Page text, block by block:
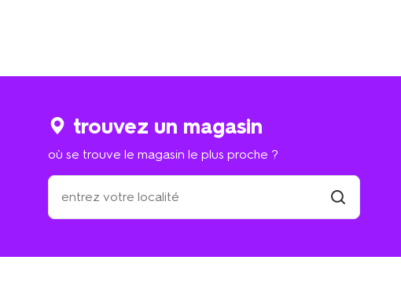
trouvez un magasin
où se trouve le magasin le plus proche ?
où
trouve
le
trouver